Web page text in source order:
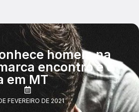
homem na
encontro e é
em MT
FEVEREIRO DE 2021